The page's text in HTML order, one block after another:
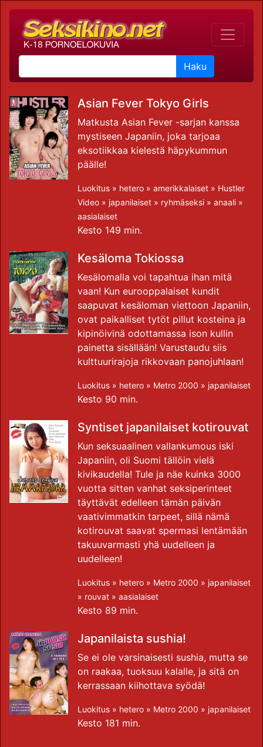
Haku
Asian Fever Tokyo Girls
Matkusta Asian Fever -sarjan kanssa
mystiseen Japaniin, joka tarjoaa
eksotiikkaa kielestä häpykummun
päälle!
Luokitus » hetero » amerikkalaiset » Hustler
Video » japanilaiset » ryhmäseksi » anaali »
aasialaiset
Kesto 149 min.
Kesäloma Tokiossa
Kesälomalla voi tapahtua ihan mitä
vaan! Kun eurooppalaiset kundit
saapuvat kesäloman viettoon Japaniin,
ovat paikalliset tytöt pillut kosteina ja
kipinöivinä odottamassa ison kullin
painetta sisällään! Varustaudu siis
kulttuurirajoja rikkovaan panojuhlaan!
Luokitus » hetero » Metro 2000 » japanilaiset
Kesto 90 min.
Syntiset japanilaiset kotirouvat
Kun seksuaalinen vallankumous iski
Japaniin, oli Suomi tällöin vielä
kivikaudella! Tule ja näe kuinka 3000
vuotta sitten vanhat seksiperinteet
täyttävät edelleen tämän päivän
vaativimmatkin tarpeet, sillä nämä
kotirouvat saavat spermasi lentämään
takuuvarmasti yhä uudelleen ja
uudelleen!
Luokitus » hetero » Metro 2000 » japanilaiset
» rouvat » aasialaiset
Kesto 89 min.
Japanilaista sushia!
Se ei ole varsinaisesti sushia, mutta se
on raakaa, tuoksuu kalalle, ja sitä on
kerrassaan kiihottava syödä!
Luokitus » hetero » Metro 2000 » japanilaiset
Kesto 181 min.